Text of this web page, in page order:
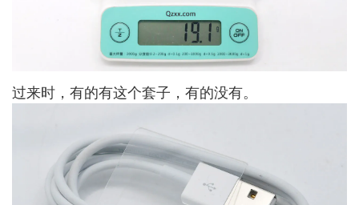
过来时，有的有这个套子，有的没有。